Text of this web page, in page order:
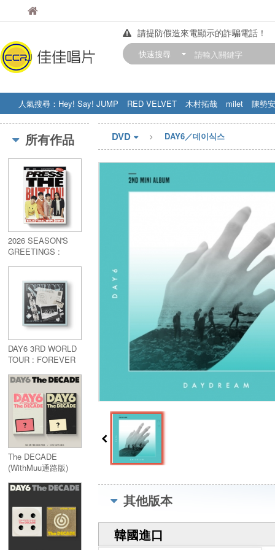
佳佳唱片
請提防假造來電顯示的詐騙電話！
【中華門市營業時間調整公告】
快速搜尋
人氣搜尋： Hey! Say! JUMP RED VELVET 木村拓哉 milet
陳勢安
STRAY KIDS
盧廣仲 周杰伦
所有作品
2026 SEASON'S
GREETINGS :
通路版)
DAY6 3RD WORLD
TOUR : FOREVER
DISC)
The DECADE
(WithMuu通路版)
DVD DAY6／데이식스
其他版本
韓國進口